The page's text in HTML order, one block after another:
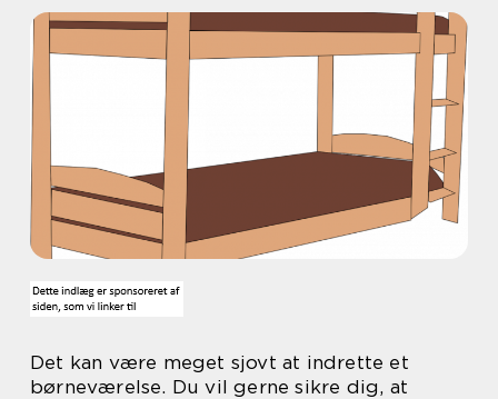
Det kan være meget sjovt at indrette et
børneværelse. Du vil gerne sikre dig, at